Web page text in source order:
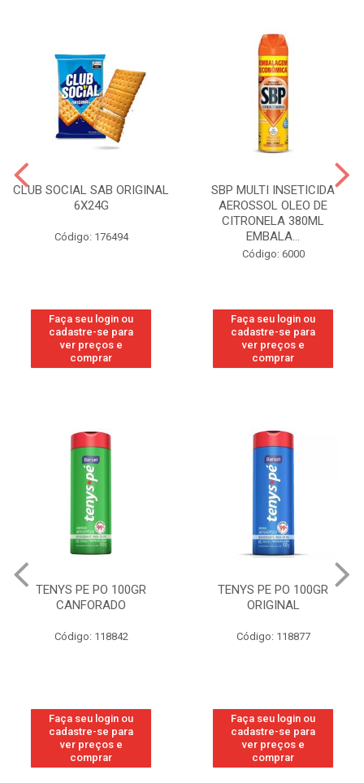
CLUB SOCIAL SAB ORIGINAL
6X24G
Código: 176494
Faça seu login ou
cadastre-se para
ver preços e
comprar
SBP MULTI INSETICIDA
AEROSSOL OLEO DE
CITRONELA 380ML
EMBALA...
Código: 6000
Faça seu login ou
cadastre-se para
ver preços e
comprar
TENYS PE PO 100GR
ORIGINAL
Código: 118877
Faça seu login ou
cadastre-se para
ver preços e
TENYS PE PO
WOMAN
Código: 219800
Faça seu login ou
cadastre-se para
ver preços e